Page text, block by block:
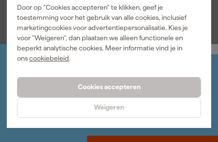
Door op "Cookies accepteren" te klikken, geef je
toestemming voor het gebruik van alle cookies, inclusief
marketingcookies voor advertentiepersonalisatie. Kies je
voor "Weigeren", dan plaatsen we alleen functionele en
beperkt analytische cookies. Meer informatie vind je in
onscookiebeleid.
Cookies accepteren
Weigeren
Bekijk alle kenmerken
Log-in en beheer je bestellingen en gegevens
Inschrijven wekelijkse nieuwsbrief
Neem contact op met één van onze specialisten.